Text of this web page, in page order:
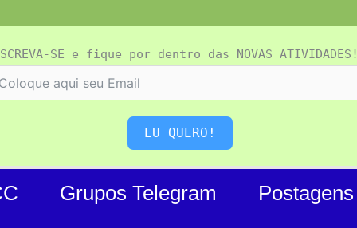
SE e fique por dentro das NOVAS ATIVIDADES!
EU QUERO!
Grupos Telegram
Postagens